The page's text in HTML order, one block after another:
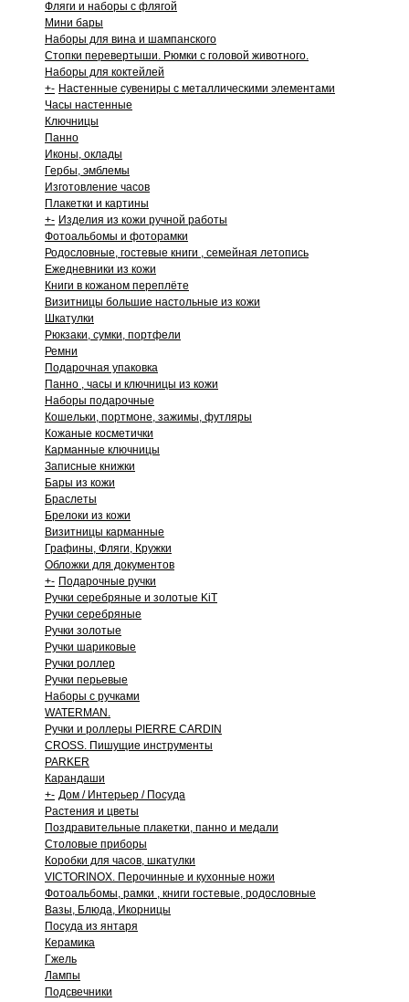
Фляги и наборы с флягой
Мини бары
Наборы для вина и шампанского
Стопки перевертыши. Рюмки с головой животного.
Наборы для коктейлей
+- Настенные сувениры с металлическими элементами
Часы настенные
Ключницы
Панно
Иконы, оклады
Гербы, эмблемы
Изготовление часов
Плакетки и картины
+- Изделия из кожи ручной работы
Фотоальбомы и фоторамки
Родословные, гостевые книги , семейная летопись
Ежедневники из кожи
Книги в кожаном переплёте
Визитницы большие настольные из кожи
Шкатулки
Рюкзаки, сумки, портфели
Ремни
Подарочная упаковка
Панно , часы и ключницы из кожи
Наборы подарочные
Кошельки, портмоне, зажимы, футляры
Кожаные косметички
Карманные ключницы
Записные книжки
Бары из кожи
Браслеты
Брелоки из кожи
Визитницы карманные
Графины, Фляги, Кружки
Обложки для документов
+- Подарочные ручки
Ручки серебряные и золотые KiT
Ручки серебряные
Ручки золотые
Ручки шариковые
Ручки роллер
Ручки перьевые
Наборы с ручками
WATERMAN.
Ручки и роллеры PIERRE CARDIN
CROSS. Пишущие инструменты
PARKER
Карандаши
+- Дом / Интерьер / Посуда
Растения и цветы
Поздравительные плакетки, панно и медали
Столовые приборы
Коробки для часов, шкатулки
VICTORINOX. Перочинные и кухонные ножи
Фотоальбомы, рамки , книги гостевые, родословные
Вазы, Блюда, Икорницы
Посуда из янтаря
Керамика
Гжель
Лампы
Подсвечники